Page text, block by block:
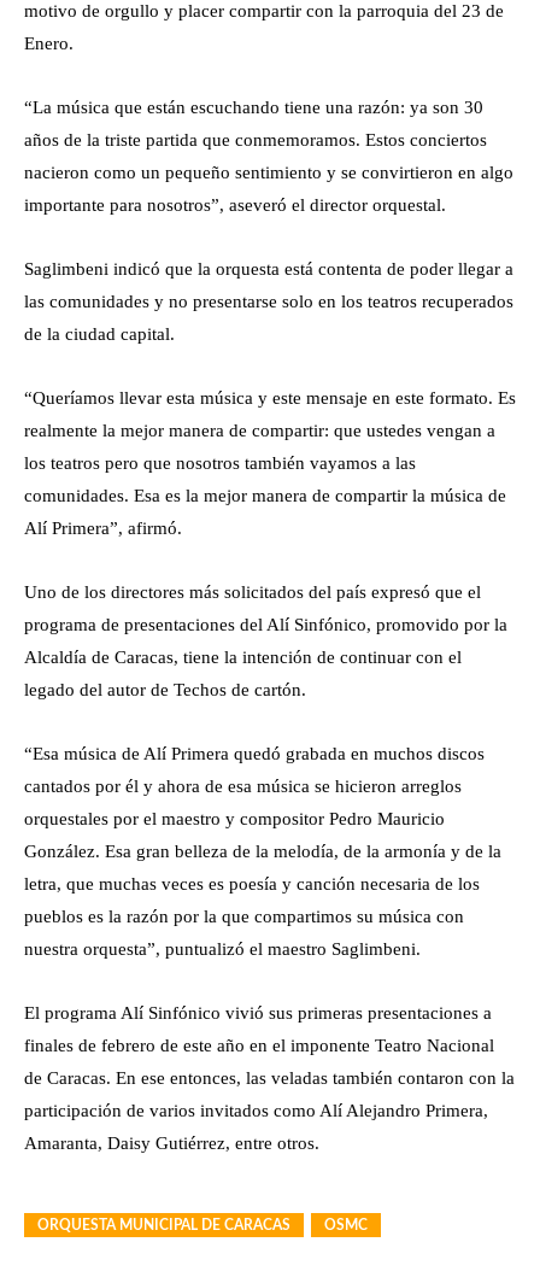
motivo de orgullo y placer compartir con la parroquia del 23 de
Enero.
“La música que están escuchando tiene una razón: ya son 30
años de la triste partida que conmemoramos. Estos conciertos
nacieron como un pequeño sentimiento y se convirtieron en algo
importante para nosotros”, aseveró el director orquestal.
Saglimbeni indicó que la orquesta está contenta de poder llegar a
las comunidades y no presentarse solo en los teatros recuperados
de la ciudad capital.
“Queríamos llevar esta música y este mensaje en este formato. Es
realmente la mejor manera de compartir: que ustedes vengan a
los teatros pero que nosotros también vayamos a las
comunidades. Esa es la mejor manera de compartir la música de
Alí Primera”, afirmó.
Uno de los directores más solicitados del país expresó que el
programa de presentaciones del Alí Sinfónico, promovido por la
Alcaldía de Caracas, tiene la intención de continuar con el
legado del autor de Techos de cartón.
“Esa música de Alí Primera quedó grabada en muchos discos
cantados por él y ahora de esa música se hicieron arreglos
orquestales por el maestro y compositor Pedro Mauricio
González. Esa gran belleza de la melodía, de la armonía y de la
letra, que muchas veces es poesía y canción necesaria de los
pueblos es la razón por la que compartimos su música con
nuestra orquesta”, puntualizó el maestro Saglimbeni.
El programa Alí Sinfónico vivió sus primeras presentaciones a
finales de febrero de este año en el imponente Teatro Nacional
de Caracas. En ese entonces, las veladas también contaron con la
participación de varios invitados como Alí Alejandro Primera,
Amaranta, Daisy Gutiérrez, entre otros.
ORQUESTA MUNICIPAL DE CARACAS OSMC